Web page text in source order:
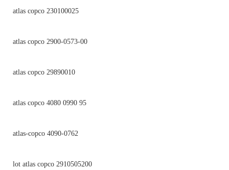
atlas copco 230100025
atlas copco 2900-0573-00
atlas copco 29890010
atlas copco 4080 0990 95
atlas-copco 4090-0762
lot atlas copco 2910505200